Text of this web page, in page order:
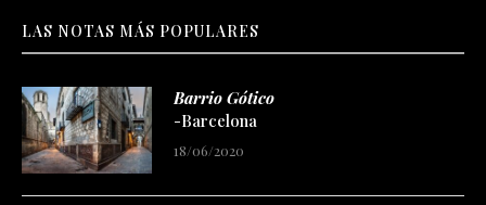
LAS NOTAS MÁS POPULARES
Barrio Gótico
-Barcelona
18/06/2020